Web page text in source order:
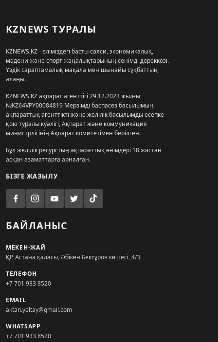
KZNEWS ТУРАЛЫ
KZNEWS.KZ - еліміздегі басты саяси, экономикалық,
мәдени және спорт жаңалықтарының сенімді дереккөзі.
Үздік сараптамалық мақала мен шынайы сұқбаттың
алаңы.
KZNEWS.KZ ақпарат агенттігі 29.12.2023 жылғы
№KZ64VPY00084819 Мерзімді баспасөз басылымын,
ақпараттық агенттікті және желілік басылымды есепке
қою туралы куәлігі, Ақпарат және коммуникация
министрлігінің Ақпарат комитетімен берілген.
Бұл желілік ресурстың ақпараттық өнімдері 18 жастан
асқан азаматтарға арналған.
БІЗГЕ ЖАЗЫЛУ
БАЙЛАНЫС
МЕКЕН-ЖАЙ
ҚР, Астана қаласы, Әбікен Бектұров көшесі, 4/3
ТЕЛЕФОН
+7 701 933 8520
EMAIL
aktan.yeltay@gmail.com
WHATSAPP
+7 701 933 8520